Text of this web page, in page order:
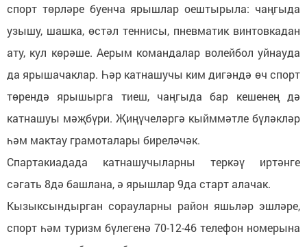
спорт төрләре буенча ярышлар оештырыла: чаңгыда
узышу, шашка, өстәл теннисы, пневматик винтовкадан
ату, кул көрәше. Аерым командалар волейбол уйнауда
да ярышачаклар. Һәр катнашучы ким дигәндә өч спорт
төрендә ярышырга тиеш, чаңгыда бар кешенең дә
катнашуы мәҗбүри. Җиңүчеләргә кыйммәтле бүләкләр
һәм мактау грамоталары биреләчәк.
Спартакиадада катнашучыларны теркәү иртәнге
сәгать 8дә башлана, ә ярышлар 9да старт алачак.
Кызыксындырган сорауларны район яшьләр эшләре,
спорт һәм туризм бүлегенә 70-12-46 телефон номерына